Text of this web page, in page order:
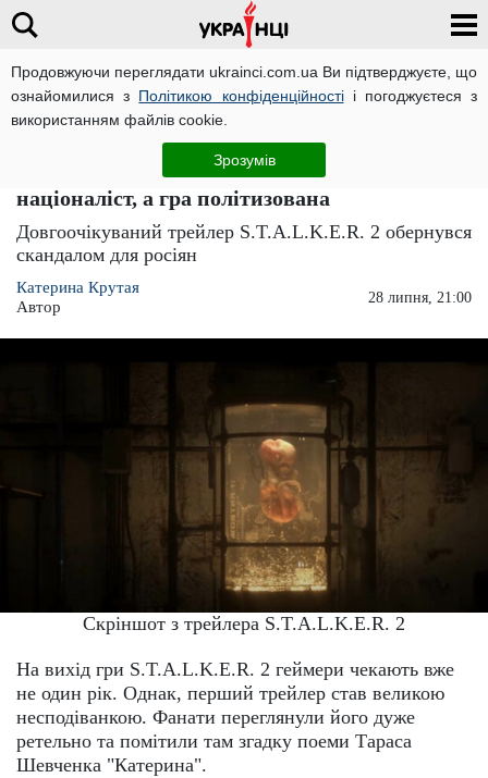
Продовжуючи переглядати ukrainci.com.ua Ви підтверджуєте, що
ознайомилися з Політикою конфіденційностіі погоджуєтеся з
використанням файлів cookie.
Зрозумів
Розваги
Росіяни пригоріли і впали в істерику через
українську гру S.T.A.L.K.E.R. 2: Шевченко
націоналіст, а гра політизована
Довгоочікуваний трейлер S.T.A.L.K.E.R. 2 обернувся
скандалом для росіян
Катерина Крутая
Автор
28 липня, 21:00
Скріншот з трейлера S.T.A.L.K.E.R. 2
На вихід гри S.T.A.L.K.E.R. 2 геймери чекають вже
не один рік. Однак, перший трейлер став великою
несподіванкою. Фанати переглянули його дуже
ретельно та помітили там згадку поеми Тараса
Шевченка "Катерина".